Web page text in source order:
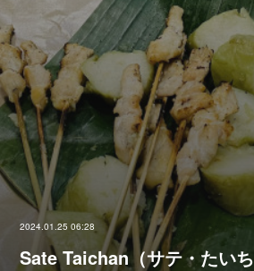
2024.01.25 06:28
Sate Taichan（サテ・たいち